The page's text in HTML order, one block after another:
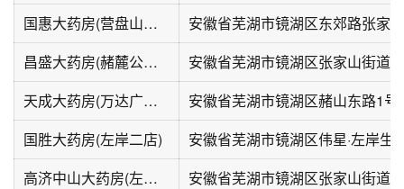
国惠大药房(营盘山路店)
昌盛大药房(赭麓公馆店)
天成大药房(万达广场芜湖镜湖店)
安徽省芜湖市镜湖区赭山东路1号
国胜大药房(左岸二店)
安徽省芜湖市镜湖区伟星·左岸生
高济中山大药房(左岸店)